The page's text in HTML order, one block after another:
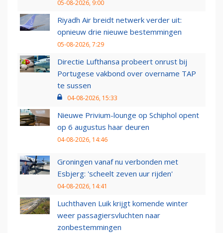
05-08-2026, 9:00
Riyadh Air breidt netwerk verder uit:
opnieuw drie nieuwe bestemmingen
05-08-2026, 7:29
Directie Lufthansa probeert onrust bij
Portugese vakbond over overname TAP
te sussen
04-08-2026, 15:33
Nieuwe Privium-lounge op Schiphol opent
op 6 augustus haar deuren
04-08-2026, 14:46
Groningen vanaf nu verbonden met
Esbjerg: 'scheelt zeven uur rijden'
04-08-2026, 14:41
Luchthaven Luik krijgt komende winter
weer passagiersvluchten naar
zonbestemmingen